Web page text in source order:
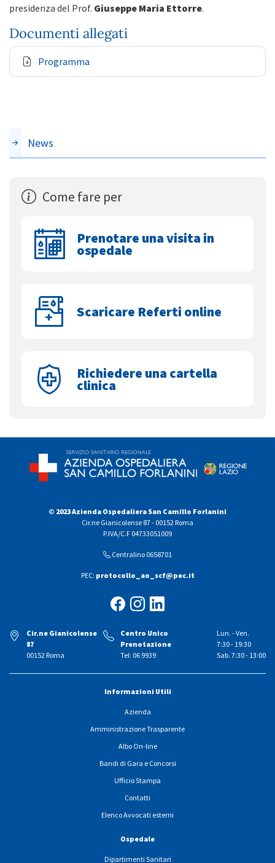
presidenza del Prof. Giuseppe Maria Ettorre.
Documenti allegati
Programma
News
Come fare per
Prenotare una visita in
ospedale
Scaricare Referti online
Richiedere una cartella
clinica
© 2023 Azienda Ospedaliera San Camillo Forlanini
Cir.ne Gianicolense 87 - 00152 Roma
P.IVA/C.F 04733051009
Centralino 0658701
PEC: protocollo_ao_scf@pec.it
Cir.ne Gianicolense
87
00152 Roma
Centro Unico
Prenotazione
Tel: 06 9939
Lun. - Ven.
7:30 - 19:30
Sab. 7:30 - 13:00
Informazioni Utili
Azienda
Amministrazione Trasparente
Albo On-line
Bandi di Gara e Concorsi
Ufficio Stampa
Contatti
Elenco Avvocati esterni
Ospedale
Dipartimenti Sanitari